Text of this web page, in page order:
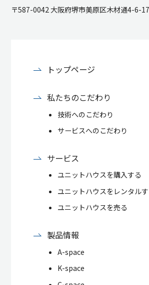
〒587-0042 大阪府堺市美原区木材通4-6-17
トップページ
私たちのこだわり
技術へのこだわり
サービスへのこだわり
サービス
ユニットハウスを購入する
ユニットハウスをレンタル
ユニットハウスを売る
製品情報
A-space
K-space